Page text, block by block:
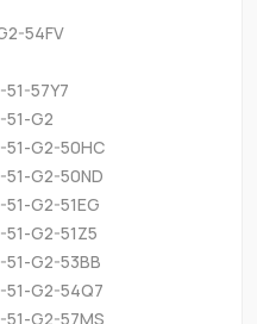
54FV
57Y7
G2
51-G2-50HC
G2-50ND
G2-51EG
G2-51Z5
G2-53BB
G2-54Q7
G2-57MS